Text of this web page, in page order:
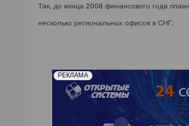
Так, до конца 2008 финансового года
несколько региональных офисов в СНГ.
РЕКЛАМА